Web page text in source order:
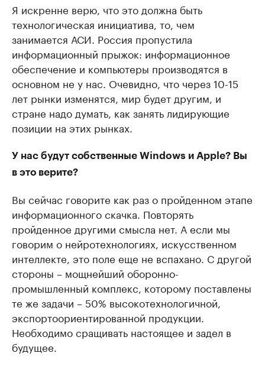
Я искренне верю, что это должна быть
технологическая инициатива, то, чем
занимается АСИ. Россия пропустила
информационный прыжок: информационное
обеспечение и компьютеры производятся в
основном не у нас. Очевидно, что через 10-15
лет рынки изменятся, мир будет другим, и
стране надо думать, как занять лидирующие
позиции на этих рынках.
У нас будут собственные Windows и Apple? Вы
в это верите?
Вы сейчас говорите как раз о пройденном этапе
информационного скачка. Повторять
пройденное другими смысла нет. А если мы
говорим о нейротехнологиях, искусственном
интеллекте, это поле еще не вспахано. С другой
стороны – мощнейший оборонно-
промышленный комплекс, которому поставлены
те же задачи – 50% высокотехнологичной,
экспортоориентированной продукции.
Необходимо сращивать настоящее и задел в
будущее.